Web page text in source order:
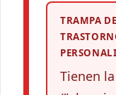
TRAMPA
Tienen